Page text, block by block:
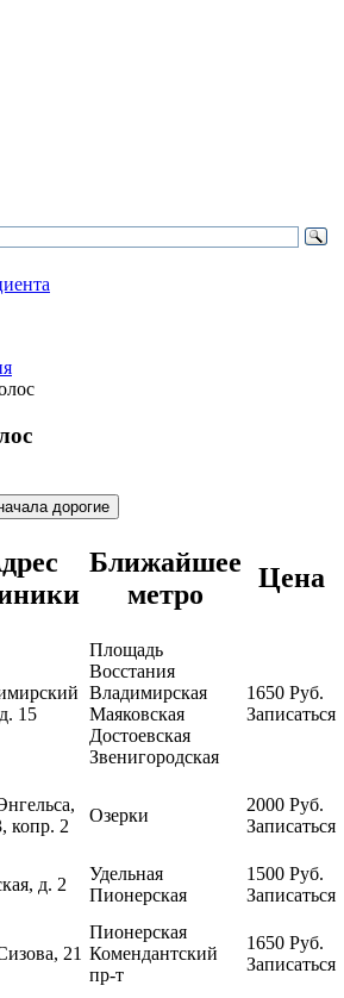
дорогие
Ближайшее
метро
Цена
15
Площадь
Восстания
Владимирская
Маяковская
Достоевская
Звенигородская
1650 Руб.
Записаться
копр. 2
Озерки
2000 Руб.
Записаться
д. 2
Удельная
Пионерская
1500 Руб.
Записаться
21
Пионерская
Комендантский
пр-т
1650 Руб.
Записаться